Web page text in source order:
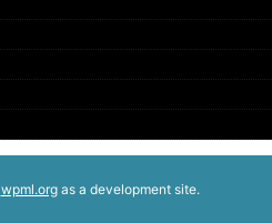
wpml.orgas a development site.